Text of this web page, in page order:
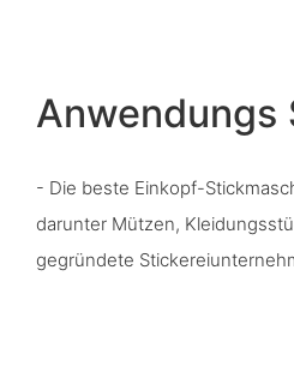
Anwendungs
- Die beste Einkopf-
darunter Mützen,
gegründete